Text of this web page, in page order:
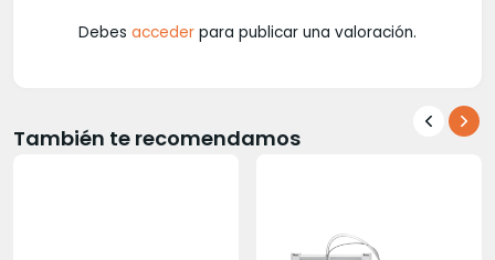
Debes acceder para publicar una valoración.
También te recomendamos